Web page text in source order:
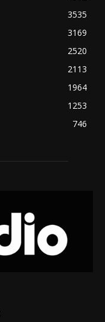
3535
3169
2520
2113
1964
1253
746